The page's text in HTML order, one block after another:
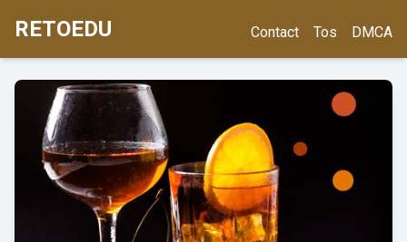
RETOEDU Contact Tos DMCA